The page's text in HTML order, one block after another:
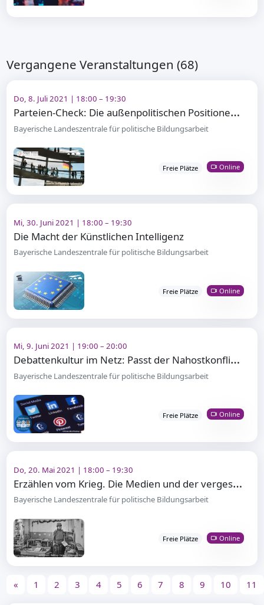
Vergangene Veranstaltungen (68)
Do, 8. Juli 2021 | 18:00 – 19:30
P
arteien-Check: Die außenpolitischen Positionen der Parteien zur Bundestagswahl
Bayerische Landeszentrale für politische Bildungsarbeit
Freie Plätze Online
Mi, 30. Juni 2021 | 18:00 – 19:30
Die Macht der Künstlichen Intelligenz
Bayerische Landeszentrale für politische Bildungsarbeit
Freie Plätze Online
Mi, 9. Juni 2021 | 19:00 – 20:00
D
ebattenkultur im Netz: Passt der Nahostkonflikt in einen einzigen Tweet?
Bayerische Landeszentrale für politische Bildungsarbeit
Freie Plätze Online
Do, 20. Mai 2021 | 18:00 – 19:30
E
rzählen vom Krieg. Die Medien und der vergessene Konflikt in der Ukraine
Bayerische Landeszentrale für politische Bildungsarbeit
Freie Plätze Online
« 1 2 3 4 5 6 7 8 9 10 11